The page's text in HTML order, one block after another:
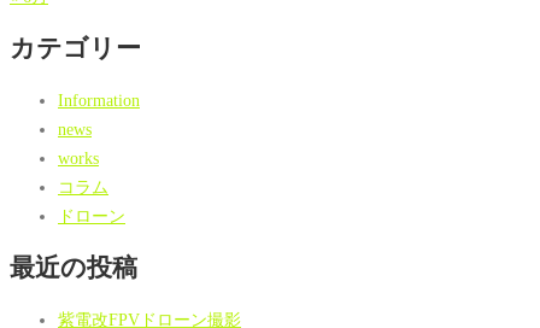
カテゴリー
Information
news
works
コラム
ドローン
最近の投稿
紫電改FPVドローン撮影